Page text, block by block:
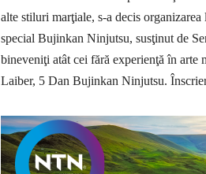
alte stiluri marţiale, s-a decis
special Bujinkan Ninjutsu, susţinut de
bineveniţi atât cei fără experienţă în arte
Laiber, 5 Dan Bujinkan Ninjutsu.